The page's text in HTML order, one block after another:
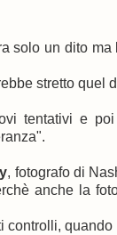
solo un dito
stretto quel
tentativi e
, fotografo di
anche la